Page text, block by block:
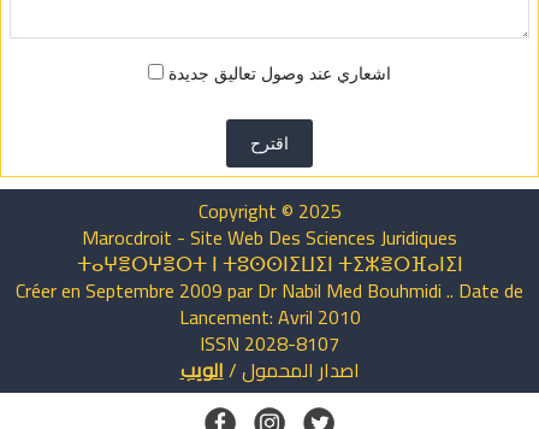
اشعاري عند وصول تعاليق جديدة
اقترح
Copyright © 2025
Marocdroit - Site Web Des Sciences Juridiques
ⵜⴰⵖⴻⵔⵖⴻⵔⵜ ⵏ ⵜⵓⵙⵙⵏⵉⵡⵉⵏ ⵜⵉⵣⴻⵔⴼⴰⵏⵉⵏ
Créer en Septembre 2009 par Dr Nabil Med Bouhmidi .. Date de
Lancement: Avril 2010
ISSN 2028-8107
اصدار المحمول/الويب